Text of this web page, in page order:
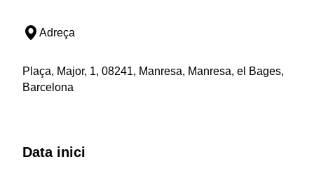
Adreça
Plaça, Major, 1, 08241, Manresa, Manresa, el Bages,
Barcelona
Data inici